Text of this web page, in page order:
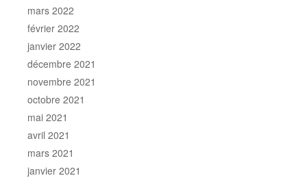
mars 2022
février 2022
janvier 2022
décembre 2021
novembre 2021
octobre 2021
mai 2021
avril 2021
mars 2021
janvier 2021